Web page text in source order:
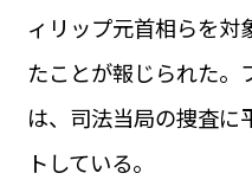
グルメ
LIFE STYLE
ィリップ元首相らを対
たことが報じられた。
は、司法当局の捜査に
トしている。